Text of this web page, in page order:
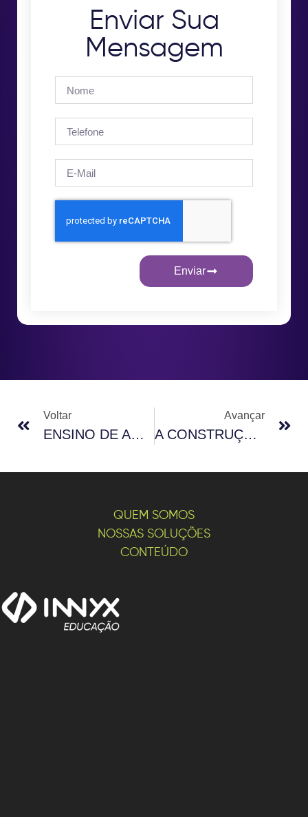
Enviar Sua
Mensagem
Enviar
Voltar
ENSINO DE ANATOMIA BASEADO EM EVIDÊNCIAS E TECNOLOGIAS DIGITAIS: CONVERGÊNCIAS E DESAFIOS
Avançar
A CONSTRUÇÃO HISTÓRICA DO ENSINO DE ANATOMIA HUMANA: AVANÇOS E PERMANÊNCIAS
QUEM SOMOS
NOSSAS SOLUÇÕES
CONTEÚDO